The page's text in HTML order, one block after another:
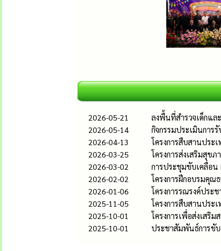
2026-05-21
ลงพื้นที่สำรวจเด็กแล
2026-05-14
กิจกรรมประเมินการ
2026-04-13
โครงการสืบสานประ
2026-03-25
โครงการส่งเสริมสุข
2026-03-02
การประชุมขับเคลื่อน
2026-02-02
โครงการฝึกอบรมคุณ
2026-01-06
โครงการรณรงค์ปร
2025-11-05
โครงการสืบสานประ
2025-10-01
โครงการเพื่อส่งเสริ
2025-10-01
ประชาสัมพันธ์การขั